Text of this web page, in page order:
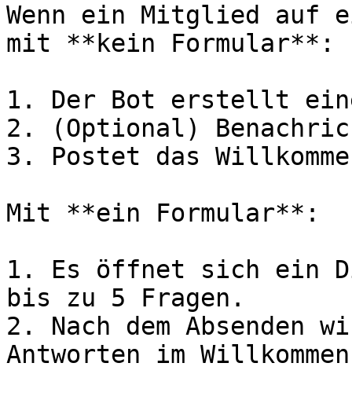
Wenn ein Mitglied auf
mit **kein Formular**:
1. Der Bot erstellt
2. (Optional)
3. Postet das
Mit **ein Formular**:
1. Es öffnet sich ein
bis zu 5 Fragen.
2. Nach dem Absenden
Antworten im